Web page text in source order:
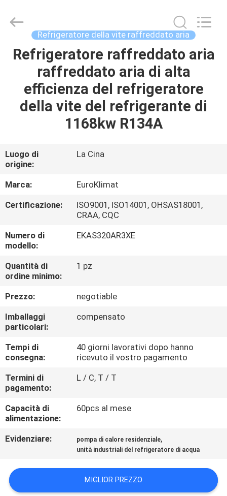
CASA
PRODOTTI
GIRO
DELLA
FABBRICA
CONTROLLO
DI
QUALITÀ
CONTATTICI
RICHIEDA
UNA
COMPANY
NEWS
DEL
SITO
Refrigeration
Reserved.
Refrigeratore della vite raffreddato aria
Refrigeratore raffreddato aria
raffreddato aria di alta
efficienza del refrigeratore
della vite del refrigerante di
1168kw R134A
Luogo di
origine:
La Cina
Marca:
EuroKlimat
Certificazione:
ISO9001, ISO14001, OHSAS18001,
CRAA, CQC
Numero di
modello:
EKAS320AR3XE
Quantità di
ordine minimo:
1 pz
Prezzo:
negotiable
Imballaggi
particolari:
compensato
Tempi di
consegna:
40 giorni lavorativi dopo hanno
ricevuto il vostro pagamento
Termini di
pagamento:
L / C, T / T
Capacità di
alimentazione:
60pcs al mese
Evidenziare: pompa di calore residenziale,
unità industriali del refrigeratore di acqua
MIGLIOR PREZZO